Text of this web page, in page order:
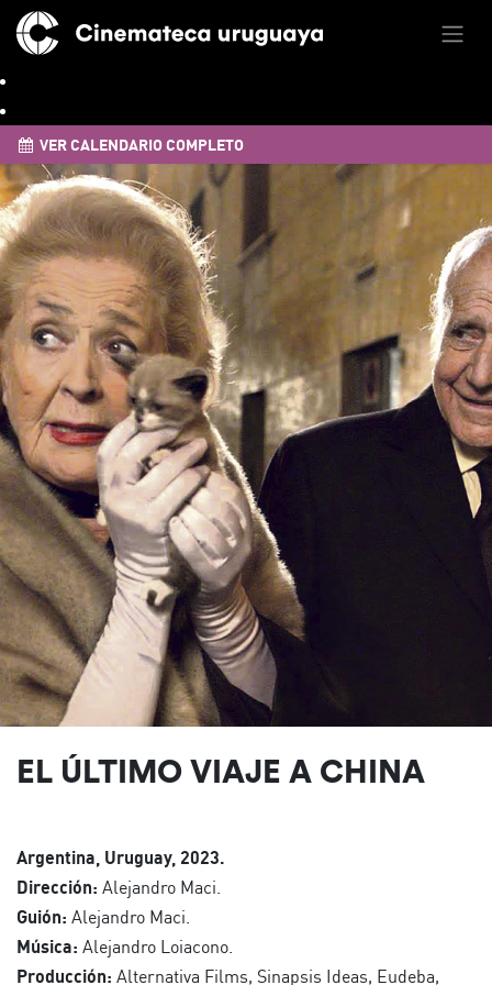
VER CALENDARIO COMPLETO
EL ÚLTIMO VIAJE A CHINA
Argentina, Uruguay, 2023.
Dirección: Alejandro Maci.
Guión: Alejandro Maci.
Música: Alejandro Loiacono.
Producción: Alternativa Films, Sinapsis Ideas, Eudeba,